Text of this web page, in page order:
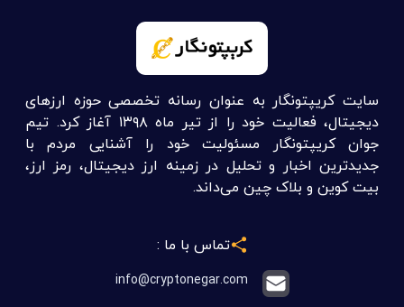
سایت کریپتونگار به عنوان رسانه تخصصی حوزه ارزهای
دیجیتال، فعالیت خود را از تیر ماه ۱۳۹۸ آغاز کرد. تیم
جوان کریپتونگار مسئولیت خود را آشنایی مردم با
جدیدترین اخبار و تحلیل در زمینه ارز دیجیتال، رمز ارز،
بیت کوین و بلاک چین می‌داند.
تماس با ما :
info@cryptonegar.com